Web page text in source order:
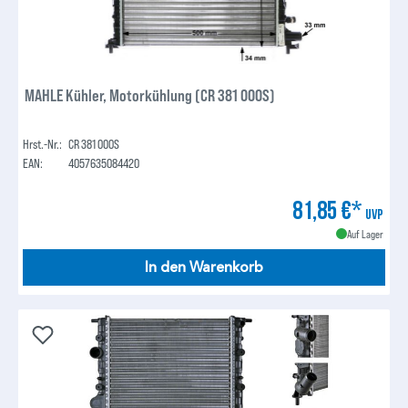
MAHLE Kühler, Motorkühlung (CR 381 000S)
Hrst.-Nr.: CR 381 000S
EAN:
4057635084420
81,85 €* UVP
Auf Lager
In den Warenkorb